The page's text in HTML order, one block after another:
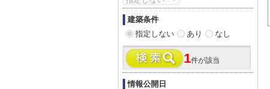
建築条件
指定しない
あり なし
1件が該当
情報公開日